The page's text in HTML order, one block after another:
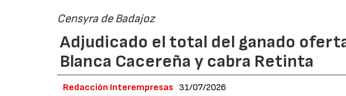
Censyra de Badajoz
Adjudicado el total del ganado
Blanca Cacereña y cabra Retinta
Redacción Interempresas 31/07/2026